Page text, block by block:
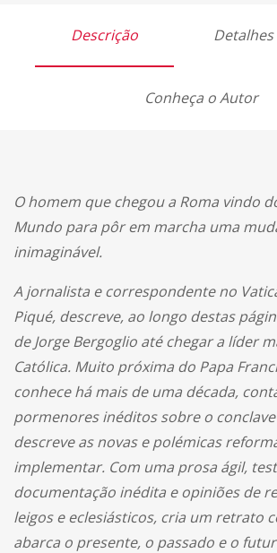
Descrição
Conheça o Autor
O homem que chegou a Roma vindo
Mundo para pôr em marcha uma
inimaginável.
A jornalista e correspondente no
Piqué, descreve, ao longo destas
de Jorge Bergoglio até chegar a líder
Católica. Muito próxima do Papa
conhece há mais de uma década,
pormenores inéditos sobre o
descreve as novas e polémicas
implementar. Com uma prosa ágil,
documentação inédita e opiniões de
leigos e eclesiásticos, cria um retrato
abarca o presente, o passado e o